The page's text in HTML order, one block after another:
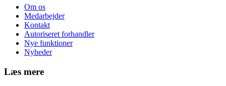
Om os
Medarbejder
Kontakt
Autoriseret forhandler
Nye funktioner
Nyheder
Læs mere